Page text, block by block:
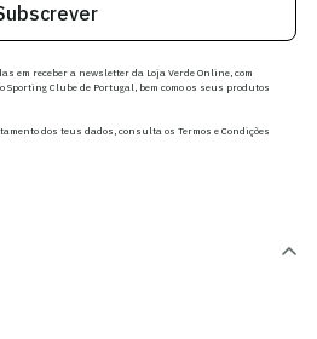
em receber a newsletter da Loja Verde Online, com
Sporting Clube de Portugal, bem como os seus produtos
dos teus dados, consulta os Termos e Condições